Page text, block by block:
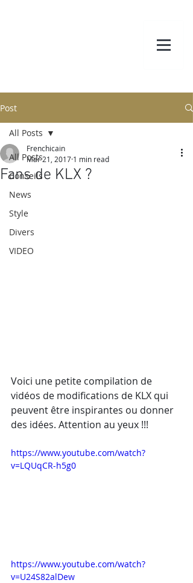
Post
All Posts
Conseils
News
Style
Divers
VIDEO
All Posts
Fans de KLX ?
Frenchicain
Mar 21, 2017 1 min read
Voici une petite compilation de
vidéos de modifications de KLX qui
peuvent être inspirantes ou donner
des idées. Attention au yeux !!!
https://www.youtube.com/watch?
v=LQUqCR-h5g0
https://www.youtube.com/watch?
v=U24S82alDew